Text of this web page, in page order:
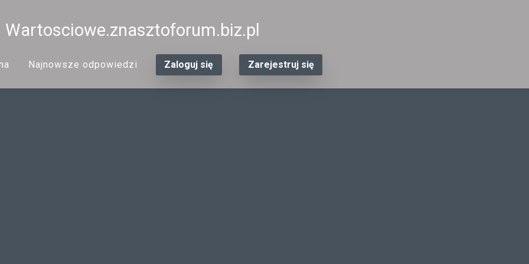
Wartosciowe.znasztoforum.biz.pl
Najnowsze odpowiedzi Zaloguj się Zarejestruj się